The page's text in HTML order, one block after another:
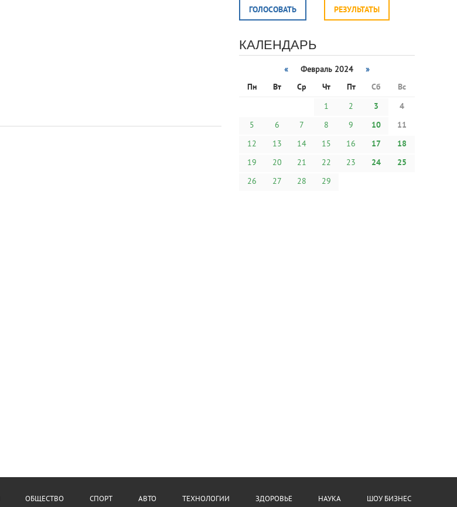
ГОЛОСОВАТЬ РЕЗУЛЬТАТЫ
КАЛЕНДАРЬ
« Февраль 2024
»
Пн
Вт Ср Чт Пт Сб
Вс
1
2 3
4
5
6 7 8 9 10
11
12
13 14 15 16 17
18
19
20 21 22 23 24
25
26
27 28 29
ОБЩЕСТВО СПОРТ АВТО ТЕХНОЛОГИИ ЗДОРОВЬЕ НАУКА ШОУ БИЗНЕС